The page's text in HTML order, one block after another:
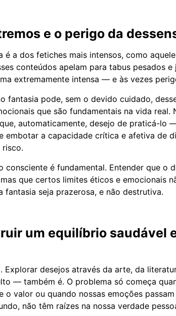
e o perigo da
é a dos fetiches mais intensos, como
conteúdos apelam para tabus pesados
extremamente intensa — e às vezes
fantasia pode, sem o devido cuidado,
que são fundamentais na vida real.
automaticamente, desejo de praticá-lo
embotar a capacidade crítica e afetiva de
consciente é fundamental. Entender que o
que certos limites éticos e emocionais
fantasia seja prazerosa, e não destrutiva.
um equilíbrio saudável
Explorar desejos através da arte, da
— também é. O problema só começa
o valor ou quando nossas emoções
não têm raízes na nossa verdade